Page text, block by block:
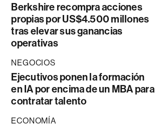
Berkshire recompra acciones
propias por US$4.500 millones
tras elevar sus ganancias
operativas
NEGOCIOS
Ejecutivos ponen la formación
en IA por encima de un MBA para
contratar talento
ECONOMÍA